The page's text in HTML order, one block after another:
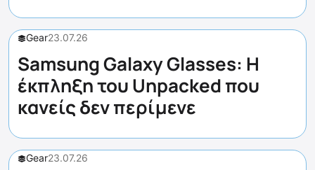
Gear23.07.26
Samsung Galaxy Glasses: Η
έκπληξη του Unpacked που
κανείς δεν περίμενε
Gear23.07.26